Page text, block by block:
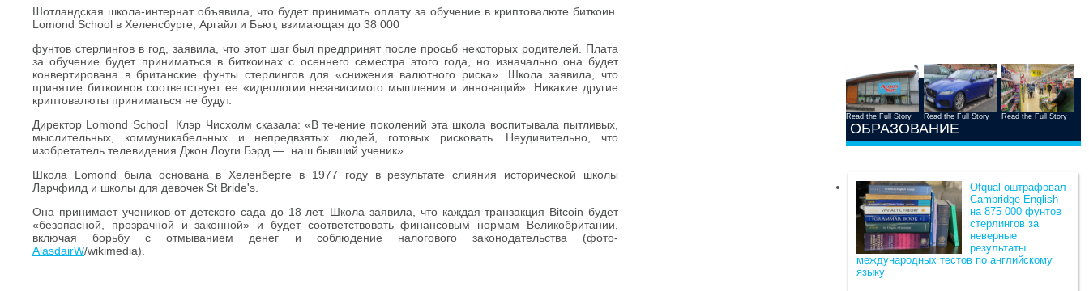
Шотландская школа-интернат объявила, что будет принимать оплату за обучение в криптовалюте биткоин.
Lomond School в Хеленсбурге, Аргайл и Бьют, взимающая до 38 000
фунтов стерлингов в год, заявила, что этот шаг был предпринят после просьб некоторых родителей. Плата
за обучение будет приниматься в биткоинах с осеннего семестра этого года, но изначально она будет
конвертирована в британские фунты стерлингов для «снижения валютного риска». Школа заявила, что
принятие биткоинов соответствует ее «идеологии независимого мышления и инноваций». Никакие другие
криптовалюты приниматься не будут.
Директор Lomond School Клэр Чисхолм сказала: «В течение поколений эта школа воспитывала пытливых,
мыслительных, коммуникабельных и непредвзятых людей, готовых рисковать. Неудивительно, что
изобретатель телевидения Джон Лоуги Бэрд — наш бывший ученик».
Школа Lomond была основана в Хеленберге в 1977 году в результате слияния исторической школы
Ларчфилд и школы для девочек St Bride's.
Она принимает учеников от детского сада до 18 лет. Школа заявила, что каждая транзакция Bitcoin будет
«безопасной, прозрачной и законной» и будет соответствовать финансовым нормам Великобритании,
включая борьбу с отмыванием денег и соблюдение налогового законодательства (фото-
AlasdairW/wikimedia).
Read the Full Story Read the Full Story Read the Full Story
ОБРАЗОВАНИЕ
Ofqual оштрафовал
Cambridge English
на 875 000 фунтов
стерлингов за
неверные
результаты
международных тестов по английскому
языку